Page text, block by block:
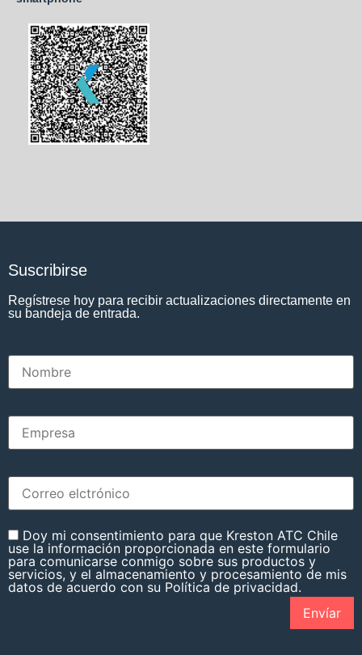
Suscribirse
Regístrese hoy para recibir actualizaciones directamente en
su bandeja de entrada.
Doy mi consentimiento para que Kreston ATC Chile
use la información proporcionada en este formulario
para comunicarse conmigo sobre sus productos y
servicios, y el almacenamiento y procesamiento de mis
datos de acuerdo con su Política de privacidad.